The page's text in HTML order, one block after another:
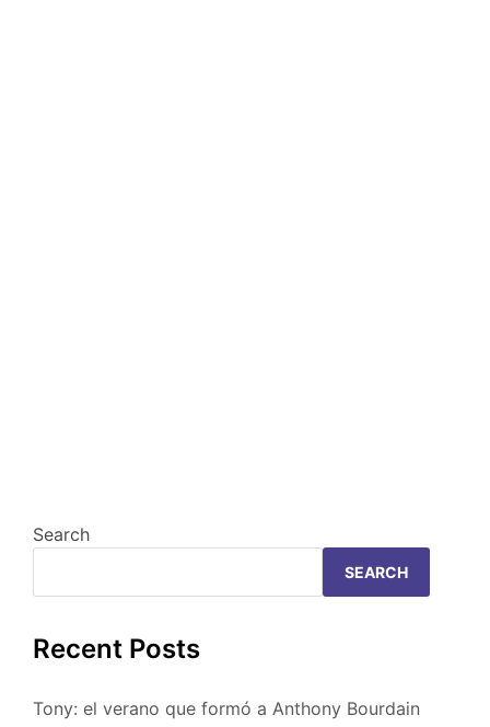
Search
SEARCH
Recent Posts
Tony: el verano que formó a Anthony Bourdain